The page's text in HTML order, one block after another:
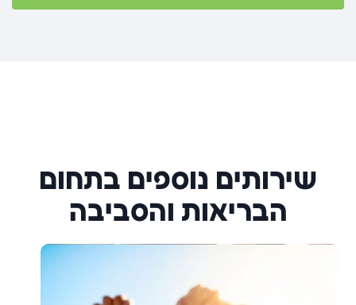
שירותים נוספים בתחום
הבריאות והסביבה